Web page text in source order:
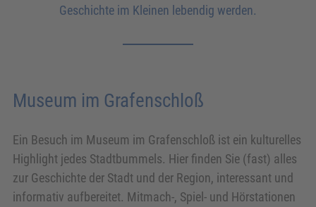
Geschichte im Kleinen lebendig werden.
Museum im Grafenschloß
Ein Besuch im Museum im Grafenschloß ist ein kulturelles
Highlight jedes Stadtbummels. Hier finden Sie (fast) alles
zur Geschichte der Stadt und der Region, interessant und
informativ aufbereitet. Mitmach-, Spiel- und Hörstationen